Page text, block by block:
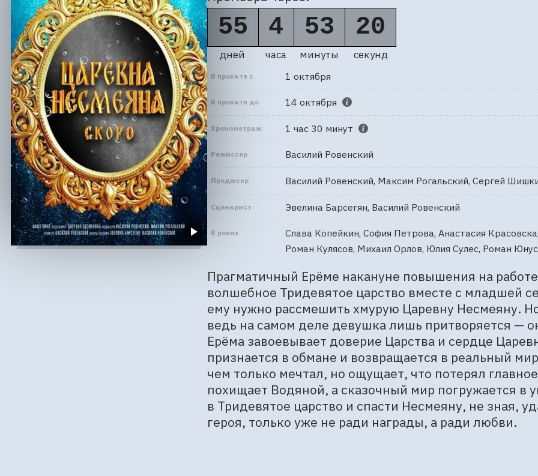
55
дней
4
часа
53
минуты
19
секунд
В прокате с 1 октября
В прокате до 14 октября
Хронометраж 1 час 30 минут
Режиссер Василий Ровенский
Продюсер Василий Ровенский, Максим Рогальский, Сергей
Сценарист Эвелина Барсегян, Василий Ровенский
В ролях
Слава Копейкин, София Петрова, Анастасия
Роман Кулясов, Михаил Орлов, Юлия Сулес, Роман
Прагматичный Ерёме накануне повышения на
волшебное Тридевятое царство вместе с младшей
ему нужно рассмешить хмурую Царевну Несмеяну.
ведь на самом деле девушка лишь притворяется —
Ерёма завоевывает доверие Царства и сердце
признается в обмане и возвращается в реальный
чем только мечтал, но ощущает, что потерял
похищает Водяной, а сказочный мир погружается в
в Тридевятое царство и спасти Несмеяну, не зная,
героя, только уже не ради награды, а ради любви.